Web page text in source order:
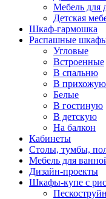
Мебель для
Детская
Шкаф-гармошка
Распашные
Угловые
Встроенные
В спальню
В прихожую
Белые
В гостиную
В детскую
На балкон
Кабинеты
Столы, тумбы,
Мебель для
Дизайн-проекты
Шкафы-купе с